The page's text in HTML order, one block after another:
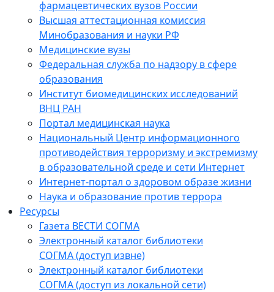
фармацевтических вузов России
Высшая аттестационная комиссия
Минобразования и науки РФ
Медицинские вузы
Федеральная служба по надзору в сфере
образования
Институт биомедицинских исследований
ВНЦ РАН
Портал медицинская наука
Национальный Центр информационного
противодействия терроризму и экстремизму
в образовательной среде и сети Интернет
Интернет-портал о здоровом образе жизни
Наука и образование против террора
Ресурсы
Газета ВЕСТИ СОГМА
Электронный каталог библиотеки
СОГМА (доступ извне)
Электронный каталог библиотеки
СОГМА (доступ из локальной сети)